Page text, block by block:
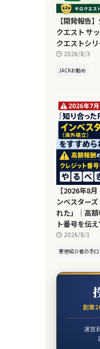
【開発報告
クエスト サ
クエストシ
2026/8/3
JACKお勧め
【2026年8
ンベスター
れた」｜高
ト番号を伝
2026/8/1
悪徳紹介者の手
創業
運営